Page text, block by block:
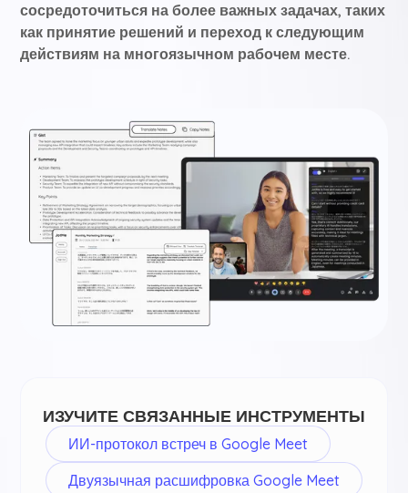
сосредоточиться на более важных задачах, таких
как принятие решений и переход к следующим
действиям на многоязычном рабочем месте.
ИЗУЧИТЕ СВЯЗАННЫЕ ИНСТРУМЕНТЫ
ИИ-протокол встреч в Google Meet
Двуязычная расшифровка Google Meet